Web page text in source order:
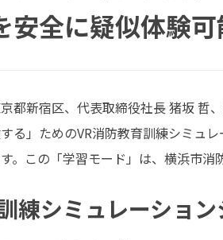
安全に疑似体験
都新宿区、代表取締役社長 猪坂 哲
る」ためのVR消防教育訓練シミュ
。この「学習モード」は、横浜市
練シミュレーショ